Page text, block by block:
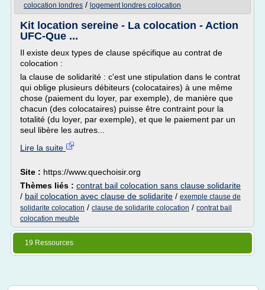
colocation londres / logement londres colocation
Kit location sereine - La colocation - Action
UFC-Que ...
Il existe deux types de clause spécifique au contrat de
colocation :
la clause de solidarité : c'est une stipulation dans le contrat
qui oblige plusieurs débiteurs (colocataires) à une même
chose (paiement du loyer, par exemple), de manière que
chacun (des colocataires) puisse être contraint pour la
totalité (du loyer, par exemple), et que le paiement par un
seul libère les autres...
Lire la suite
Site : https://www.quechoisir.org
Thèmes liés : contrat bail colocation sans clause solidarite
/ bail colocation avec clause de solidarite / exemple clause de
solidarite colocation / clause de solidarite colocation / contrat bail
colocation meuble
19 Ressources